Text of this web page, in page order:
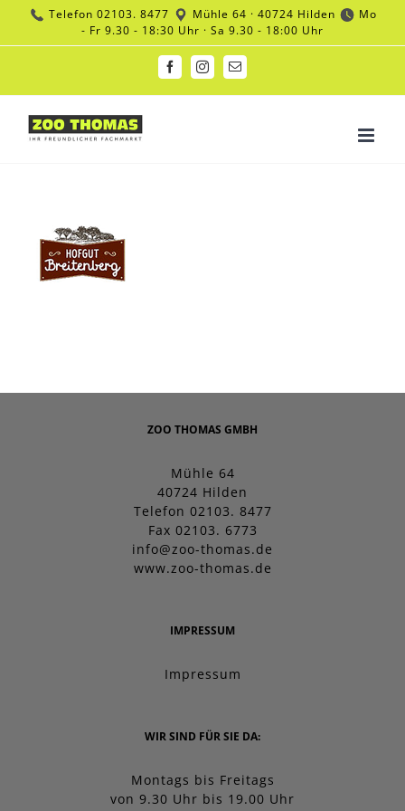
Inhalt
springen
Telefon 02103. 8477 Mühle 64 · 40724 Hilden
Mo
- Fr 9.30 - 18:30 Uhr · Sa 9.30 - 18:00 Uhr
FacebookInstagram
E-
ZOO THOMAS GMBH
Mühle 64
40724 Hilden
Telefon 02103. 8477
Fax 02103. 6773
info@zoo-thomas.de
www.zoo-thomas.de
IMPRESSUM
Impressum
WIR SIND FÜR SIE DA:
Montags bis Freitags
von 9.30 Uhr bis 19.00 Uhr